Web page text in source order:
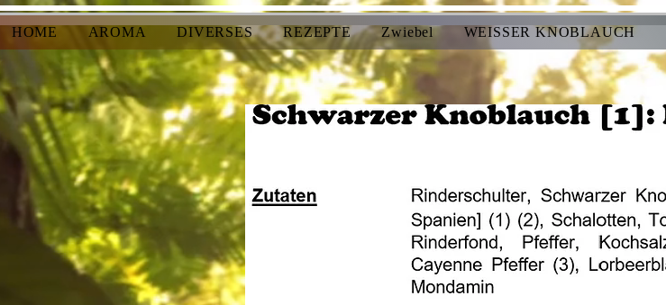
HOME AROMA DIVERSES REZEPTE Zwiebel WEISSER KNOBLAUCH